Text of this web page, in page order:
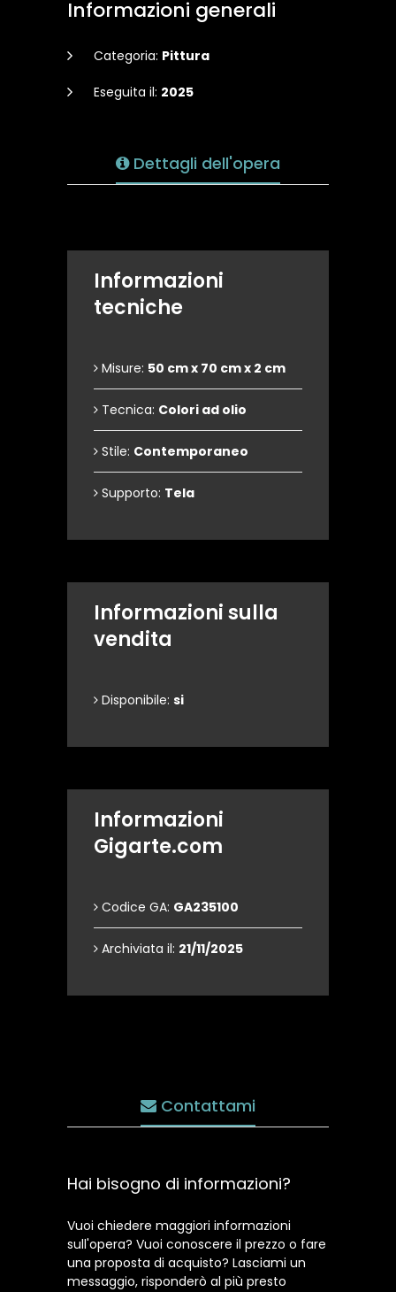
Informazioni generali
Categoria: Pittura
Eseguita il: 2025
Dettagli dell'opera
Informazioni
tecniche
Misure: 50 cm x 70 cm x 2 cm
Tecnica: Colori ad olio
Stile: Contemporaneo
Supporto: Tela
Informazioni sulla
vendita
Disponibile: si
Informazioni
Gigarte.com
Codice GA: GA235100
Archiviata il: 21/11/2025
Contattami
Hai bisogno di informazioni?
Vuoi chiedere maggiori informazioni
sull'opera? Vuoi conoscere il prezzo o fare
una proposta di acquisto? Lasciami un
messaggio, risponderò al più presto